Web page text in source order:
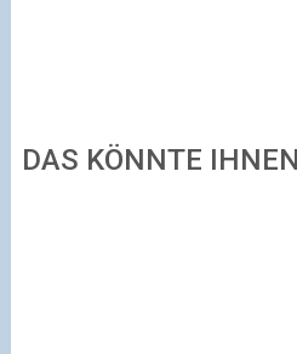
DAS KÖNNTE